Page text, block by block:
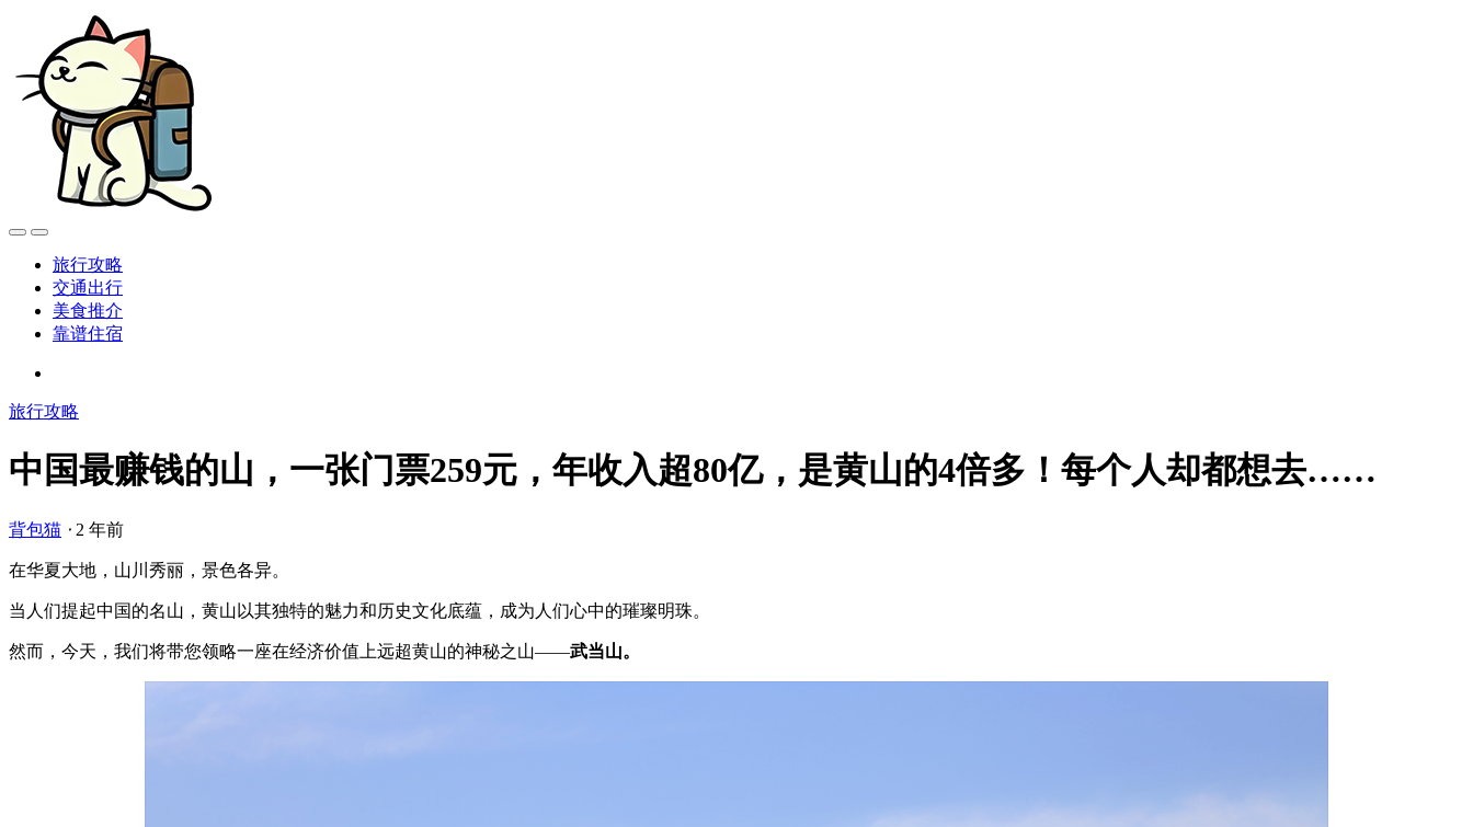
旅行攻略
交通出行
美食推介
靠谱住宿
旅行攻略
中国最赚钱的山，一张门票259元，年收入超80亿，是黄山的4倍多！每个人却都想去……
背包猫 ⋅ 2 年前
在华夏大地，山川秀丽，景色各异。
当人们提起中国的名山，黄山以其独特的魅力和历史文化底蕴，成为人们心中的璀璨明珠。
然而，今天，我们将带您领略一座在经济价值上远超黄山的神秘之山——武当山。